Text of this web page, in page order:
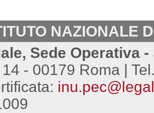
NAZIONALE
Sede Operativa
- 00179 Roma |